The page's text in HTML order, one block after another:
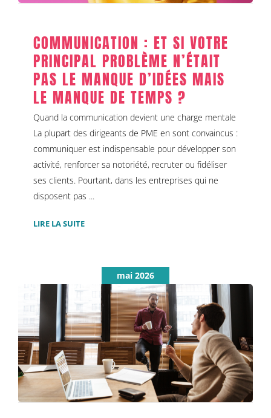
COMMUNICATION : ET SI VOTRE
PRINCIPAL PROBLÈME N’ÉTAIT
PAS LE MANQUE D’IDÉES MAIS
LE MANQUE DE TEMPS ?
Quand la communication devient une charge mentale
La plupart des dirigeants de PME en sont convaincus :
communiquer est indispensable pour développer son
activité, renforcer sa notoriété, recruter ou fidéliser
ses clients. Pourtant, dans les entreprises qui ne
disposent pas ...
LIRE LA SUITE
mai 2026
Cession, reprise, croissance
externe : la communication comme
outil de continuité
Communication stratégique